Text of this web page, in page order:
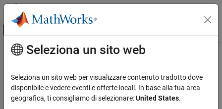
Vai al contenuto
Attiva/disattiva menu di navigazione
Pagina iniziale della documentazione
Contenuto principale
Seleziona un sito web
Seleziona un sito web per visualizzare contenuto tradotto dove
disponibile e vedere eventi e offerte locali. In base alla tua area
geografica, ti consigliamo di selezionare:United States.